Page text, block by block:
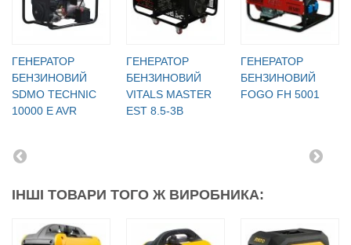
ГЕНЕРАТОР
БЕНЗИНОВИЙ
SDMO TECHNIC
10000 E AVR
ГЕНЕРАТОР
БЕНЗИНОВИЙ
VITALS MASTER
EST 8.5-3B
ГЕНЕРАТОР
БЕНЗИНОВИЙ
FOGO FH 5001
ІНШІ ТОВАРИ ТОГО Ж ВИРОБНИКА: